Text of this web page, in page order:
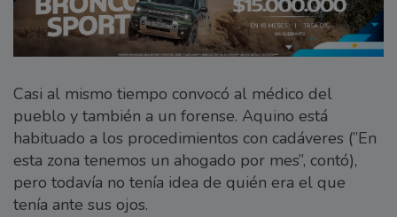
Casi al mismo tiempo convocó al médico del
pueblo y también a un forense. Aquino está
habituado a los procedimientos con cadáveres (”En
esta zona tenemos un ahogado por mes”, contó),
pero todavía no tenía idea de quién era el que
tenía ante sus ojos.